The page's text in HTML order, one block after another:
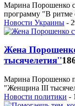
Марина Порошенко
программу "В ритме
Новости Украины -
Жена
тысячелетия''
Марина Порошенко
"Женщина ІІІ
Новости политики -